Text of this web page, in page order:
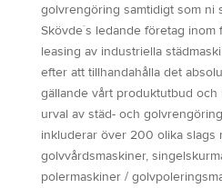
golvrengöring samtidigt som ni
Skövde´s ledande företag
leasing av industriella
efter att tillhandahålla det
gällande vårt produktutbud och
urval av städ- och
inkluderar över 200 olika slags
golvvårdsmaskiner,
polermaskiner /